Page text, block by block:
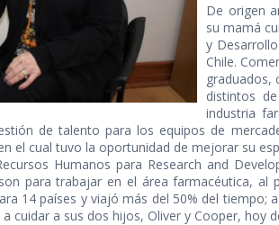
De origen
su mamá
y
Chile.
graduados,
distintos
industria
de talento para los equipos de
el cual tuvo la oportunidad de mejorar su
Humanos para Research and
para trabajar en el área farmacéutica,
14 países y viajó más del 50% del
cuidar a sus dos hijos, Oliver y Cooper, hoy